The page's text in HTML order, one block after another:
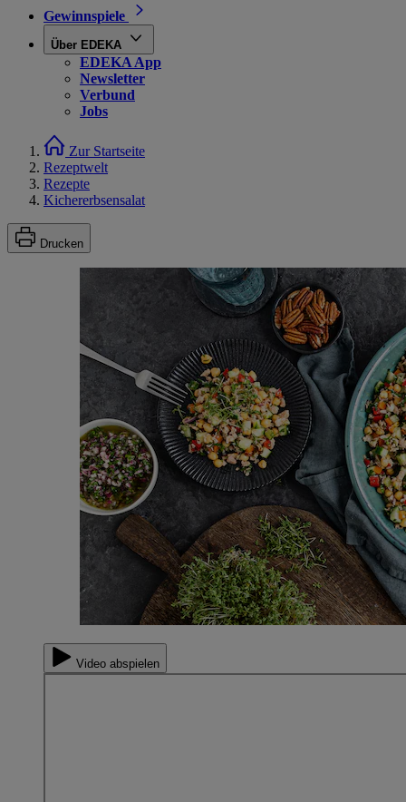
Gewinnspiele
Über EDEKA
EDEKA App
Newsletter
Verbund
Jobs
Zur Startseite
Rezeptwelt
Rezepte
Kichererbsensalat
Drucken
Video abspielen